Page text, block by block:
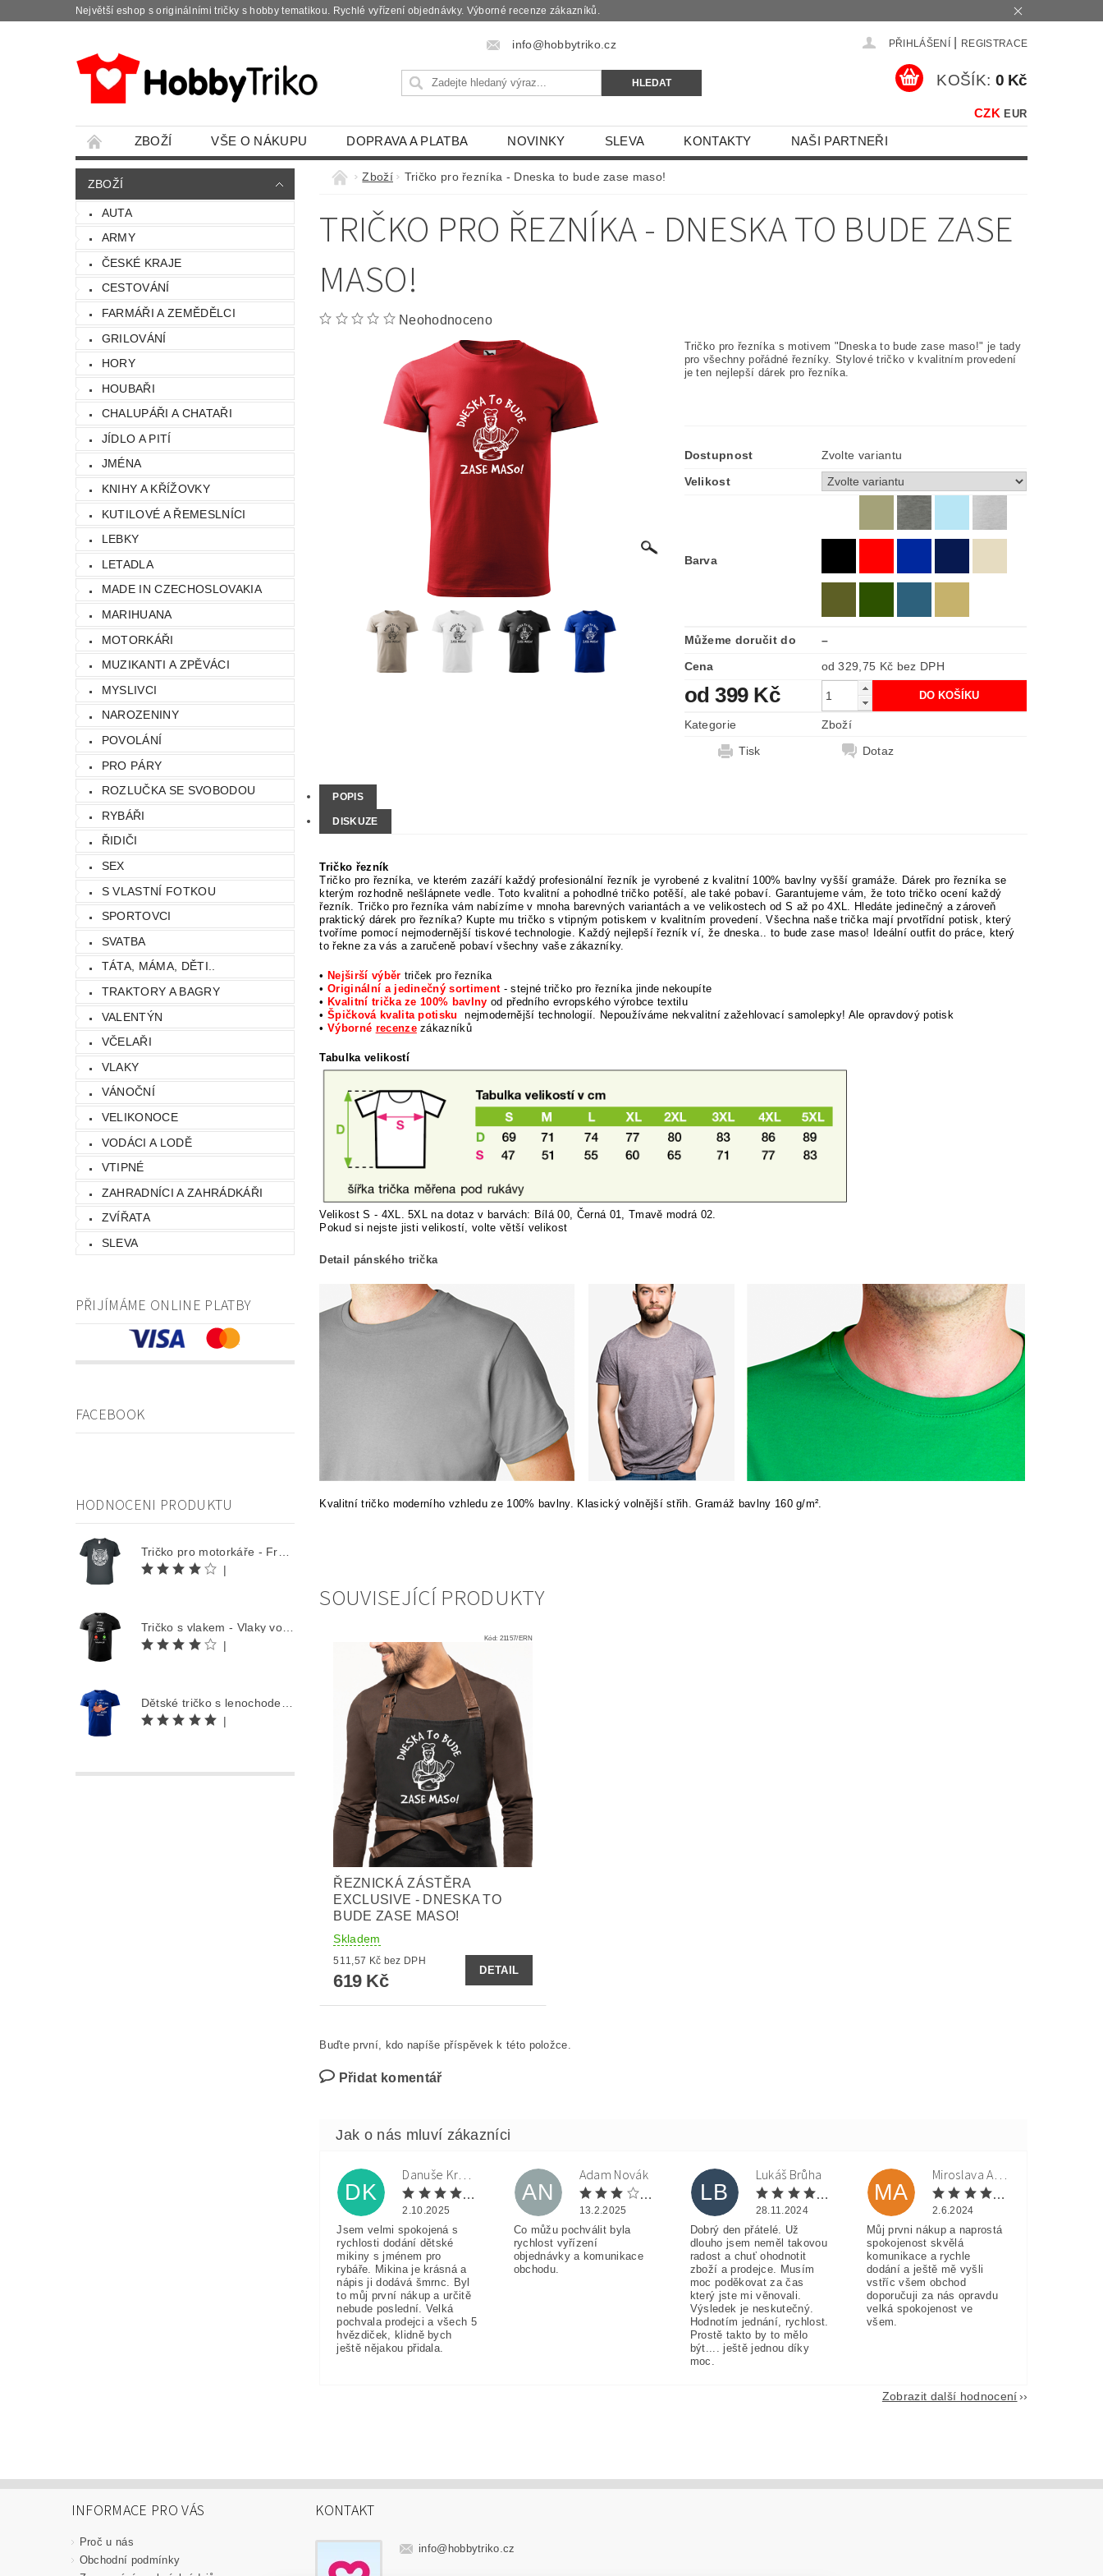
Největší eshop s originálními tričky s hobby tematikou. Rychlé vyřízení objednávky. Výborné recenze zákazníků.
info@hobbytriko.cz PŘIHLÁŠENÍ REGISTRACE
CZK EUR
KOŠÍK: 0 Kč
ZBOŽÍ VŠE O NÁKUPU DOPRAVA A PLATBA NOVINKY SLEVA KONTAKTY NAŠI PARTNEŘI
ZBOŽÍ
AUTA
ARMY
ČESKÉ KRAJE
CESTOVÁNÍ
FARMÁŘI A ZEMĚDĚLCI
GRILOVÁNÍ
HORY
HOUBAŘI
CHALUPÁŘI A CHATAŘI
JÍDLO A PITÍ
JMÉNA
KNIHY A KŘÍŽOVKY
KUTILOVÉ A ŘEMESLNÍCI
LEBKY
LETADLA
MADE IN CZECHOSLOVAKIA
MARIHUANA
MOTORKÁŘI
MUZIKANTI A ZPĚVÁCI
MYSLIVCI
NAROZENINY
POVOLÁNÍ
PRO PÁRY
ROZLUČKA SE SVOBODOU
RYBÁŘI
ŘIDIČI
SEX
S VLASTNÍ FOTKOU
SPORTOVCI
SVATBA
TÁTA, MÁMA, DĚTI..
TRAKTORY A BAGRY
VALENTÝN
VČELAŘI
VLAKY
VÁNOČNÍ
VELIKONOCE
VODÁCI A LODĚ
VTIPNÉ
ZAHRADNÍCI A ZAHRÁDKÁŘI
ZVÍŘATA
SLEVA
PŘIJÍMÁME ONLINE PLATBY
FACEBOOK
HODNOCENI PRODUKTU
|
|
|
Zboží Tričko pro řezníka - Dneska to bude zase maso!
TRIČKO PRO ŘEZNÍKA - DNESKA TO BUDE ZASE
MASO!
Neohodnoceno
Tričko pro řezníka s motivem "Dneska to bude zase maso!" je tady
pro všechny pořádné řezníky. Stylové tričko v kvalitním provedení
je ten nejlepší dárek pro řezníka.
Dostupnost
Zvolte variantu
Velikost
Barva
Můžeme doručit do
–
Cena
od 329,75 Kč bez DPH
od 399 Kč
Kategorie
Zboží
Tisk
Dotaz
POPIS
DISKUZE
Tričko řezník
Tričko pro řezníka, ve kterém zazáří každý profesionální řezník je vyrobené z kvalitní 100% bavlny vyšší gramáže. Dárek pro řezníka se
kterým rozhodně nešlápnete vedle. Toto kvalitní a pohodlné tričko potěší, ale také pobaví. Garantujeme vám, že toto tričko ocení každý
řezník. Tričko pro řezníka vám nabízíme v mnoha barevných variantách a ve velikostech od S až po 4XL. Hledáte jedinečný a zároveň
praktický dárek pro řezníka? Kupte mu tričko s vtipným potiskem v kvalitním provedení. Všechna naše trička mají prvotřídní potisk, který
tvoříme pomocí nejmodernější tiskové technologie. Každý nejlepší řezník ví, že dneska.. to bude zase maso! Ideální outfit do práce, který
to řekne za vás a zaručeně pobaví všechny vaše zákazníky.
•Nejširší výběr triček pro řezníka
•Originální a jedinečný sortiment - stejné tričko pro řezníka jinde nekoupíte
•Kvalitní trička ze 100% bavlny od předního evropského výrobce textilu
•Špičková kvalita potisku
nejmodernější technologií. Nepoužíváme nekvalitní zažehlovací samolepky! Ale opravdový potisk
•Výborné recenzezákazníků
Tabulka velikostí
Velikost S - 4XL. 5XL na dotaz v barvách: Bílá 00, Černá 01, Tmavě modrá 02.
Pokud si nejste jisti velikostí, volte větší velikost
Detail pánského trička
Kvalitní tričko moderního vzhledu ze 100% bavlny. Klasický volnější střih. Gramáž bavlny 160 g/m².
SOUVISEJÍCÍ PRODUKTY
Kód: 21157/ERN
ŘEZNICKÁ ZÁSTĚRA
EXCLUSIVE - DNESKA TO
BUDE ZASE MASO!
Skladem
511,57 Kč bez DPH
619 Kč
DETAIL
Buďte první, kdo napíše příspěvek k této položce.
Přidat komentář
DK
Danuše Krulová
2.10.2025
Jsem velmi spokojená s
rychlosti dodání dětské
mikiny s jménem pro
rybáře. Mikina je krásná a
nápis ji dodává šmrnc. Byl
to můj první nákup a určitě
nebude poslední. Velká
pochvala prodejci a všech 5
hvězdiček, klidně bych
ještě nějakou přidala.
AN
Adam Novák
13.2.2025
Co můžu pochválit byla
rychlost vyřízení
objednávky a komunikace
obchodu.
LB
Lukáš Brůha
28.11.2024
Dobrý den přátelé. Už
dlouho jsem neměl takovou
radost a chuť ohodnotit
zboží a prodejce. Musím
moc poděkovat za čas
který jste mi věnovali.
Výsledek je neskutečný.
Hodnotím jednání, rychlost.
Prostě takto by to mělo
být.... ještě jednou díky
moc.
MA
Miroslava Andorková
2.6.2024
Můj prvni nákup a naprostá
spokojenost skvělá
komunikace a rychle
dodání a ještě mě vyšli
vstříc všem obchod
doporučuji za nás opravdu
velká spokojenost ve
všem.
Zobrazit další hodnocení
INFORMACE PRO VÁS
Proč u nás
Obchodní podmínky
KONTAKT
info@ hobbytriko.cz